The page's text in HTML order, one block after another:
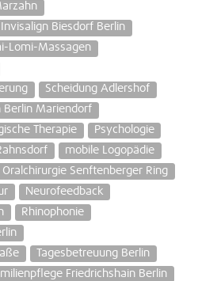
Invisalign Biesdorf Berlin
Lomi-Massagen
Scheidung Adlershof
Berlin Mariendorf
Therapie
Psychologie
mobile Logopädie
Oralchirurgie Senftenberger Ring
Neurofeedback
Rhinophonie
Tagesbetreuung Berlin
Friedrichshain Berlin